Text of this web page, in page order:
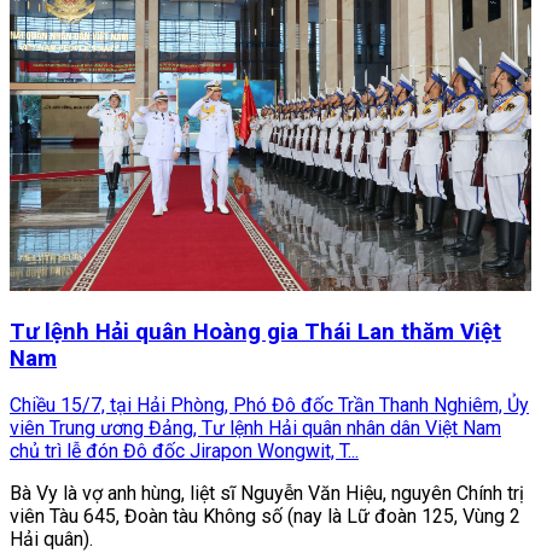
Tư lệnh Hải quân Hoàng gia Thái Lan thăm Việt
Nam
Chiều 15/7, tại Hải Phòng, Phó Đô đốc Trần Thanh Nghiêm, Ủy
viên Trung ương Đảng, Tư lệnh Hải quân nhân dân Việt Nam
chủ trì lễ đón Đô đốc Jirapon Wongwit, T...
Bà Vy là vợ anh hùng, liệt sĩ Nguyễn Văn Hiệu, nguyên Chính trị
viên Tàu 645, Đoàn tàu Không số (nay là Lữ đoàn 125, Vùng 2
Hải quân).